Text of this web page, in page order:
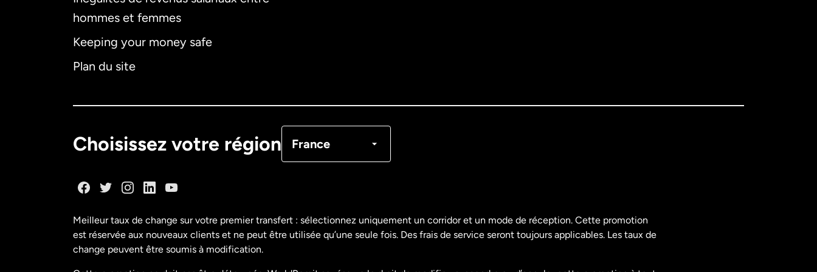
hommes et femmes
Keeping your money safe
Plan du site
Choisissez votre région France
États-Unis
Meilleur taux de change sur votre premier transfert : sélectionnez uniquement un corridor et un mode de réception. Cette promotion
est réservée aux nouveaux clients et ne peut être utilisée qu’une seule fois. Des frais de service seront toujours applicables. Les taux de
change peuvent être soumis à modification.